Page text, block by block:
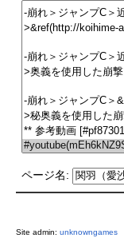
ページ名:
Site admin: unknowngames